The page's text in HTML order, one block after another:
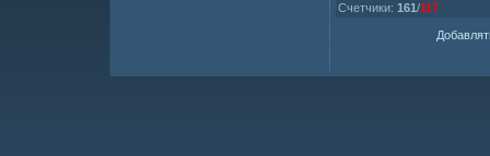
Счетчики: 161 /117